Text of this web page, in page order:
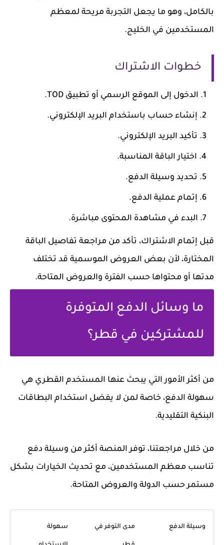
بالكامل، وهو ما يجعل التجربة مريحة لمعظم
المستخدمين في الخليج.
خطوات الاشتراك
الدخول إلى الموقع الرسمي أو تطبيق TOD.
إنشاء حساب باستخدام البريد الإلكتروني.
تأكيد البريد الإلكتروني.
اختيار الباقة المناسبة.
تحديد وسيلة الدفع.
إتمام عملية الدفع.
البدء في مشاهدة المحتوى مباشرة.
قبل إتمام الاشتراك، تأكد من مراجعة تفاصيل الباقة
المختارة، لأن بعض العروض الموسمية قد تختلف
مدتها أو محتواها حسب الفترة والعروض المتاحة.
ما وسائل الدفع المتوفرة
للمشتركين في قطر؟
من أكثر الأمور التي يبحث عنها المستخدم القطري هي
سهولة الدفع، خاصة لمن لا يفضل استخدام البطاقات
البنكية التقليدية.
من خلال مراجعتنا، توفر المنصة أكثر من وسيلة دفع
تناسب معظم المستخدمين، مع تحديث الخيارات بشكل
مستمر حسب الدولة والعروض المتاحة.
وسيلة الدفع مدى التوفر في سهولة